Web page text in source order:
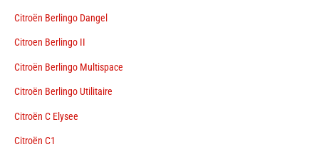
Citroën Berlingo Dangel
Citroen Berlingo II
Citroën Berlingo Multispace
Citroën Berlingo Utilitaire
Citroën C Elysee
Citroën C1